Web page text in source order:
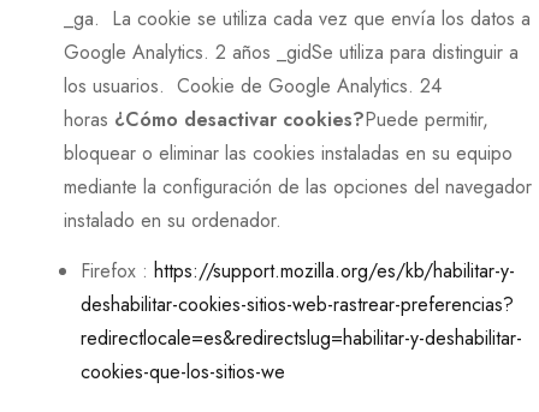
_ga. La cookie se utiliza cada vez que envía los datos a
Google Analytics. 2 años _gidSe utiliza para distinguir a
los usuarios. Cookie de Google Analytics. 24
horas ¿Cómo desactivar cookies?Puede permitir,
bloquear o eliminar las cookies instaladas en su equipo
mediante la configuración de las opciones del navegador
instalado en su ordenador.
Firefox : https://support.mozilla.org/es/kb/habilitar-y-
deshabilitar-cookies-sitios-web-rastrear-preferencias?
redirectlocale=es&redirectslug=habilitar-y-deshabilitar-
cookies-que-los-sitios-we